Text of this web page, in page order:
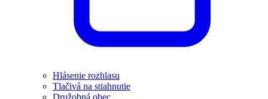
Hlásenie rozhlasu
Tlačivá na stiahnutie
Družobná obec